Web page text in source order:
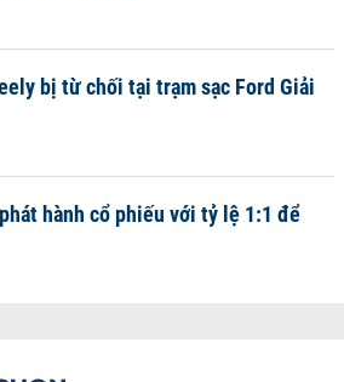
bị từ chối tại trạm sạc Ford Giải
hành cổ phiếu với tỷ lệ 1:1 để